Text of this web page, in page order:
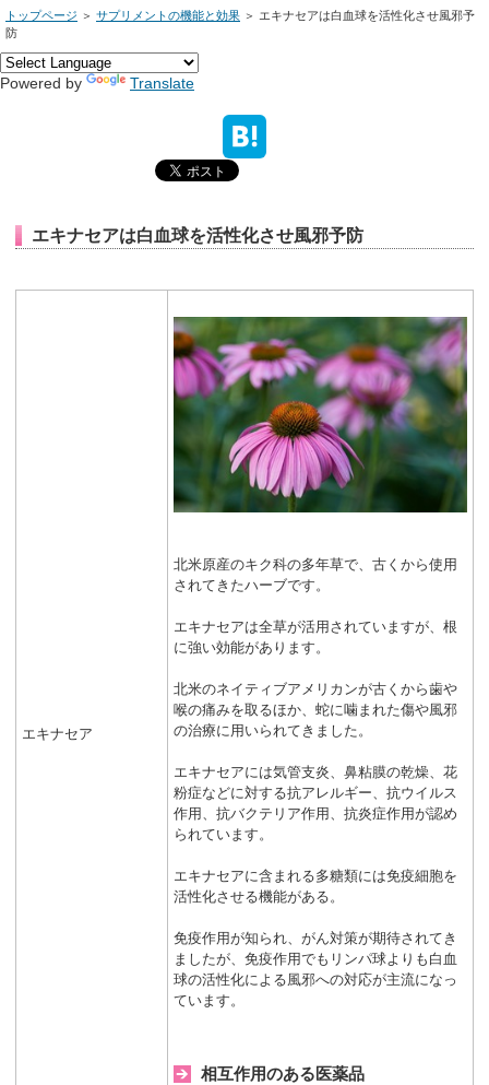
トップページ ＞ サプリメントの機能と効果 ＞ エキナセアは白血球を活性化させ風邪予
防
Powered by Translate
エキナセアは白血球を活性化させ風邪予防
エキナセア
北米原産のキク科の多年草で、古くから使用
されてきたハーブです。
エキナセアは全草が活用されていますが、根
に強い効能があります。
北米のネイティブアメリカンが古くから歯や
喉の痛みを取るほか、蛇に噛まれた傷や風邪
の治療に用いられてきました。
エキナセアには気管支炎、鼻粘膜の乾燥、花
粉症などに対する抗アレルギー、抗ウイルス
作用、抗バクテリア作用、抗炎症作用が認め
られています。
エキナセアに含まれる多糖類には免疫細胞を
活性化させる機能がある。
免疫作用が知られ、がん対策が期待されてき
ましたが、免疫作用でもリンパ球よりも白血
球の活性化による風邪への対応が主流になっ
ています。
相互作用のある医薬品